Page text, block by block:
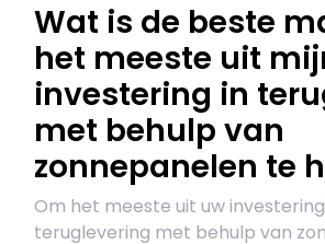
Wat is de beste
het meeste uit
investering in
met behulp van
zonnepanelen te
Om het meeste uit uw
teruglevering met behulp van